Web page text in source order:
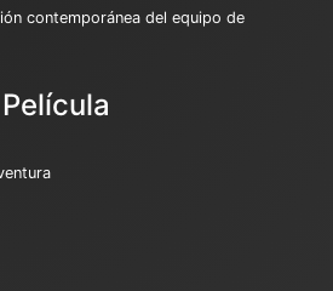
contemporánea del equipo de